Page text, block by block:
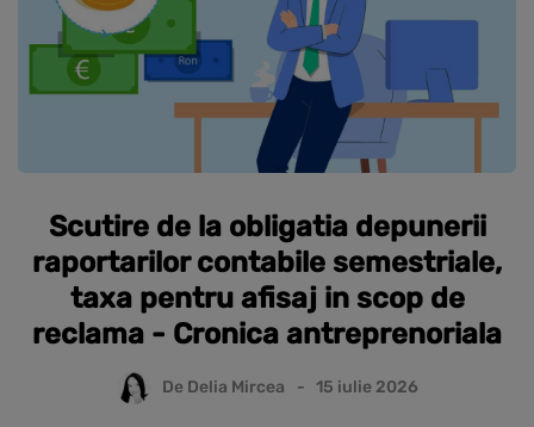
Scutire de la obligatia depunerii
raportarilor contabile semestriale,
taxa pentru afisaj in scop de
reclama - Cronica antreprenoriala
De Delia Mircea 15 iulie 2026